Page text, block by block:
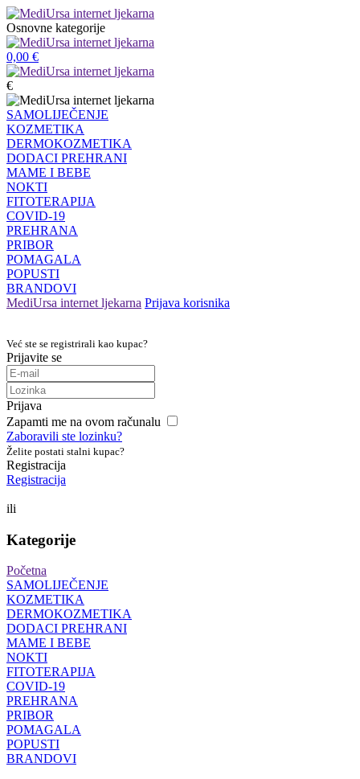
Osnovne kategorije
0,00 €
€
SAMOLIJEČENJE
KOZMETIKA
DERMOKOZMETIKA
DODACI PREHRANI
MAME I BEBE
NOKTI
FITOTERAPIJA
COVID-19
PREHRANA
PRIBOR
POMAGALA
POPUSTI
BRANDOVI
MediUrsa internet ljekarna Prijava korisnika
Već ste se registrirali kao kupac?
Prijavite se
Prijava
Zapamti me na ovom računalu
Zaboravili ste lozinku?
Želite postati stalni kupac?
Registracija
Registracija
ili
Kategorije
Početna
SAMOLIJEČENJE
KOZMETIKA
DERMOKOZMETIKA
DODACI PREHRANI
MAME I BEBE
NOKTI
FITOTERAPIJA
COVID-19
PREHRANA
PRIBOR
POMAGALA
POPUSTI
BRANDOVI